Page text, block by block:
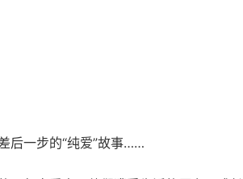
后一步的“纯爱”故事……